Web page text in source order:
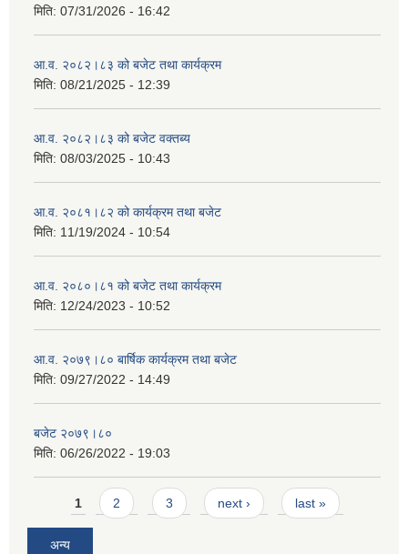
मिति: 07/31/2026 - 16:42
आ.व. २०८२।८३ को बजेट तथा कार्यक्रम
मिति: 08/21/2025 - 12:39
आ.व. २०८२।८३ को बजेट वक्तब्य
मिति: 08/03/2025 - 10:43
आ.व. २०८१।८२ को कार्यक्रम तथा बजेट
मिति: 11/19/2024 - 10:54
आ.व. २०८०।८१ को बजेट तथा कार्यक्रम
मिति: 12/24/2023 - 10:52
आ.व. २०७९।८० बार्षिक कार्यक्रम तथा बजेट
मिति: 09/27/2022 - 14:49
बजेट २०७९।८०
मिति: 06/26/2022 - 19:03
Pages
1 2 3 next › last »
अन्य